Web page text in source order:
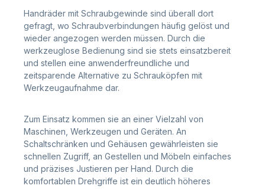
Handräder mit Schraubgewinde sind überall dort
gefragt, wo Schraubverbindungen häufig gelöst und
wieder angezogen werden müssen. Durch die
werkzeuglose Bedienung sind sie stets einsatzbereit
und stellen eine anwenderfreundliche und
zeitsparende Alternative zu Schrauköpfen mit
Werkzeugaufnahme dar.
Zum Einsatz kommen sie an einer Vielzahl von
Maschinen, Werkzeugen und Geräten. An
Schaltschränken und Gehäusen gewährleisten sie
schnellen Zugriff, an Gestellen und Möbeln einfaches
und präzises Justieren per Hand. Durch die
komfortablen Drehgriffe ist ein deutlich höheres